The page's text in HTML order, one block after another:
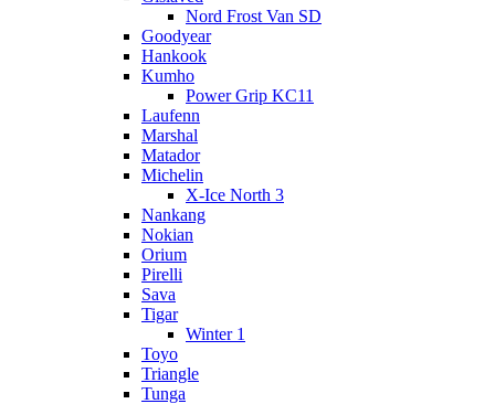
Nord Frost Van SD
Goodyear
Hankook
Kumho
Power Grip KC11
Laufenn
Marshal
Matador
Michelin
X-Ice North 3
Nankang
Nokian
Orium
Pirelli
Sava
Tigar
Winter 1
Toyo
Triangle
Tunga